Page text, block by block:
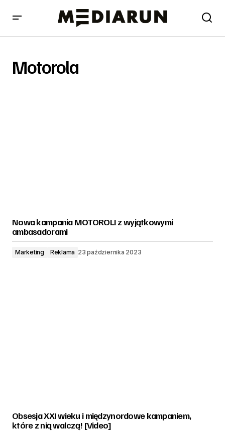
Motorola
Nowa kampania MOTOROLI z wyjątkowymi
ambasadorami
Marketing Reklama 23 października 2023
Obsesja XXI wieku i międzynordowe kampaniem,
które z nią walczą! [Video]